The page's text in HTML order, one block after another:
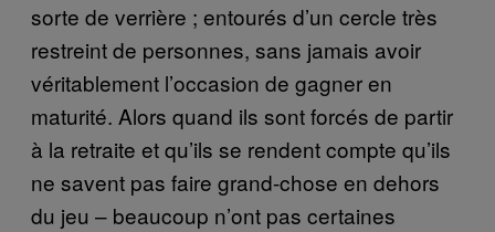
sorte de verrière ; entourés d’un cercle très
restreint de personnes, sans jamais avoir
véritablement l’occasion de gagner en
maturité. Alors quand ils sont forcés de partir
à la retraite et qu’ils se rendent compte qu’ils
ne savent pas faire grand-chose en dehors
du jeu – beaucoup n’ont pas certaines